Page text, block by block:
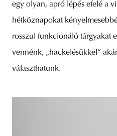
egy olyan, apró lépés efelé a
hétköznapokat
rosszul funkcionáló tárgyakat
vennénk, „hackelésükkel”
választhatunk.